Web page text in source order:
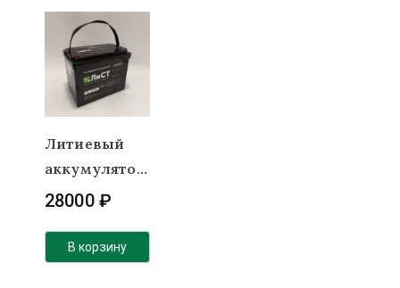
Литиевый
аккумулятор
(LiFePO4)
100Ач 100А
BT
28000 ₽
В корзину